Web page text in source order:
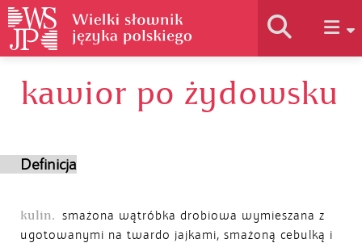
Historia słownika
kawior po żydowsku
Definicja
kulin. smażona wątróbka drobiowa wymieszana z
ugotowanymi na twardo jajkami, smażoną cebulką i